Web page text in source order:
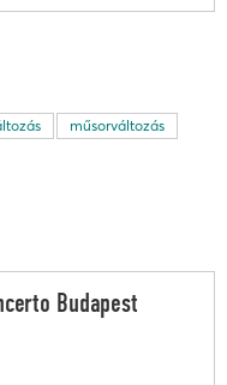
műsorváltozás
Budapest